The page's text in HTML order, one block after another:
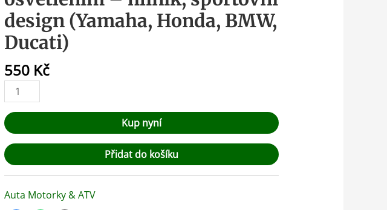
design (Yamaha, Honda, BMW,
Ducati)
550 Kč
motorku
s
LED
osvětlením
–
hliník,
sportovní
design
(Yamaha,
Honda,
BMW,
Kup nyní
Přidat do košíku
Auta Motorky & ATV